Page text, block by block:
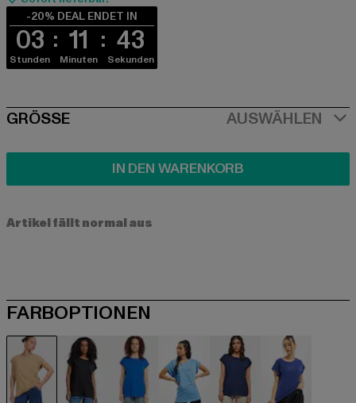
-20% DEAL ENDET IN
03
Stunden
11
Minuten
43
Sekunden
SIZE
GRÖSSE AUSWÄHLEN
IN DEN WARENKORB
Artikel fällt normal aus
FARBOPTIONEN